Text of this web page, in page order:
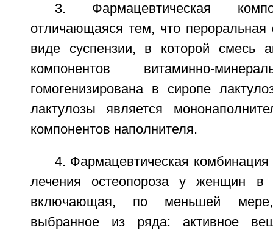
3. Фармацевтическая
отличающаяся тем, что
виде суспензии, в которой смесь
компонентов витаминно-
гомогенизирована в сиропе
лактулозы является
компонентов наполнителя.
4. Фармацевтическая
лечения остеопороза у женщин в
включающая, по меньшей
выбранное из ряда: активное